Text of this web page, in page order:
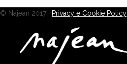
© Najean 2017 | Privacy e Cookie Policy